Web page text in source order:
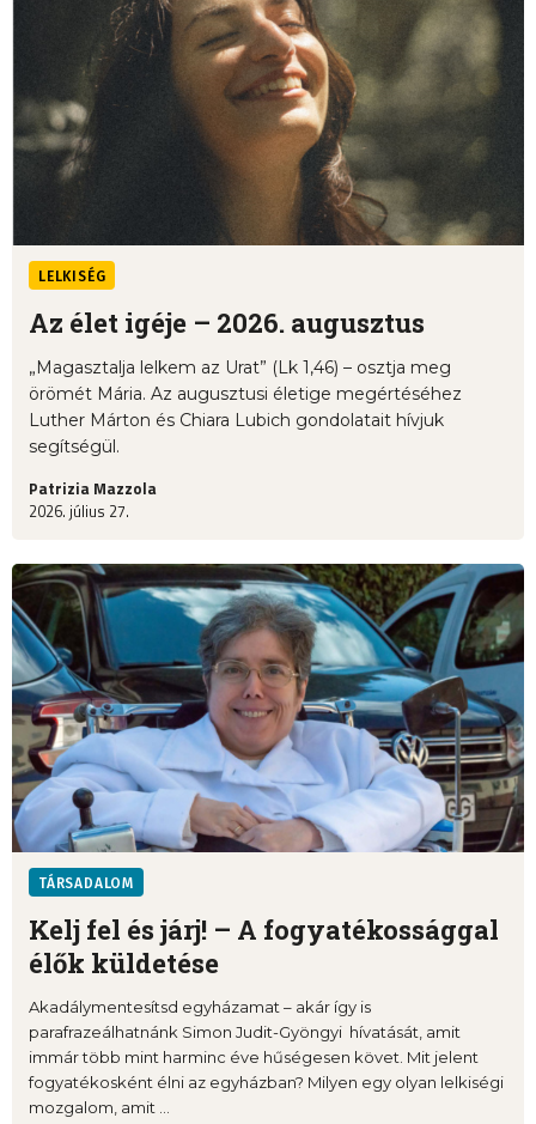
LELKISÉG
Az élet igéje – 2026. augusztus
„Magasztalja lelkem az Urat” (Lk 1,46) – osztja meg
örömét Mária. Az augusztusi életige megértéséhez
Luther Márton és Chiara Lubich gondolatait hívjuk
segítségül.
Patrizia Mazzola
2026. július 27.
TÁRSADALOM
Kelj fel és járj! – A fogyatékossággal
élők küldetése
Akadálymentesítsd egyházamat – akár így is
parafrazeálhatnánk Simon Judit-Gyöngyi hívatását, amit
immár több mint harminc éve hűségesen követ. Mit jelent
fogyatékosként élni az egyházban? Milyen egy olyan lelkiségi
mozgalom, amit ...